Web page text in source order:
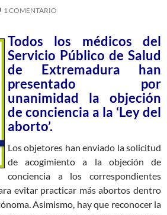
1 COMENTARIO
Todos los médicos del
Servicio Público de Salud
de Extremadura han
presentado por
unanimidad la objeción
de conciencia a la ‘Ley del
aborto’.
Los objetores han enviado la solicitud
de acogimiento a la objeción de
conciencia a los correspondientes
evitar practicar más abortos dentro
Asimismo, hay que reconocer la